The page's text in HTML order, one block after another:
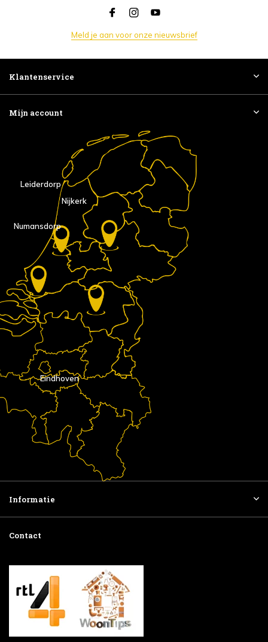
Meld je aan voor onze nieuwsbrief
Klantenservice
Mijn account
Eindhoven
Nijkerk
Numansdorp
Leiderdorp
Informatie
Contact